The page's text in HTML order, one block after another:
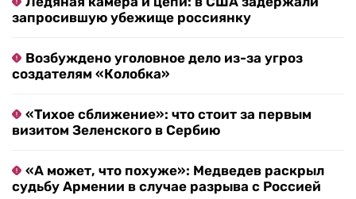
запросившую убежище россиянку
Возбуждено уголовное дело из-за угроз
создателям «Колобка»
«Тихое сближение»: что стоит за первым
визитом Зеленского в Сербию
«А может, что похуже»: Медведев раскрыл
судьбу Армении в случае разрыва с Россией